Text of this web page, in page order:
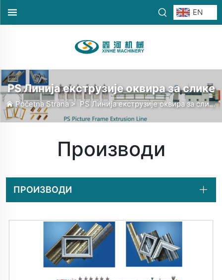
EN
PS Линија екструзије оквира за слике
Početna Strana> PS Линија екструзије оквира за слике
Производи
ПРОИЗВОДИ